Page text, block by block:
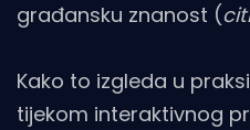
građansku znanost (
Kako to izgleda u
tijekom interaktivnog